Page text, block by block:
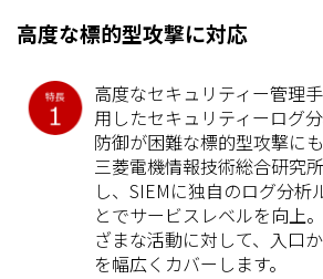
高度な標的型攻撃に対応
高度なセキュリティー管理
用したセキュリティーログ
防御が困難な標的型攻撃にも
三菱電機情報技術総合研究
し、SIEMに独自のログ分析
とでサービスレベルを向上
ざまな活動に対して、入口
を幅広くカバーします。